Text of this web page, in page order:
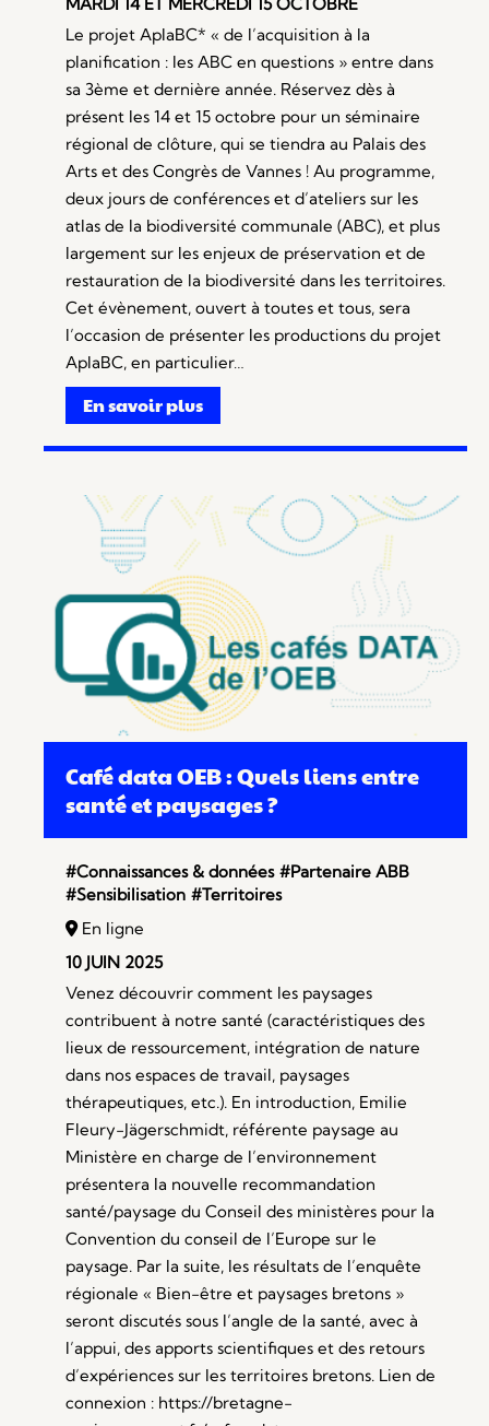
Le projet AplaBC* « de l’acquisition à la
planification : les ABC en questions » entre dans
sa 3ème et dernière année. Réservez dès à
présent les 14 et 15 octobre pour un séminaire
régional de clôture, qui se tiendra au Palais des
Arts et des Congrès de Vannes ! Au programme,
deux jours de conférences et d’ateliers sur les
atlas de la biodiversité communale (ABC), et plus
largement sur les enjeux de préservation et de
restauration de la biodiversité dans les territoires.
Cet évènement, ouvert à toutes et tous, sera
l’occasion de présenter les productions du projet
AplaBC, en particulier…
En savoir plus
Café data OEB : Quels liens entre
santé et paysages ?
#Connaissances & données #Partenaire ABB
#Sensibilisation #Territoires
En ligne
10 JUIN 2025
Venez découvrir comment les paysages
contribuent à notre santé (caractéristiques des
lieux de ressourcement, intégration de nature
dans nos espaces de travail, paysages
thérapeutiques, etc.). En introduction, Emilie
Fleury-Jägerschmidt, référente paysage au
Ministère en charge de l’environnement
présentera la nouvelle recommandation
santé/paysage du Conseil des ministères pour la
Convention du conseil de l’Europe sur le
paysage. Par la suite, les résultats de l’enquête
régionale « Bien-être et paysages bretons »
seront discutés sous l’angle de la santé, avec à
l’appui, des apports scientifiques et des retours
d’expériences sur les territoires bretons. Lien de
connexion : https://bretagne-